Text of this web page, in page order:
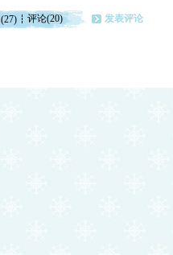
(27) 评论(20) 发表评论